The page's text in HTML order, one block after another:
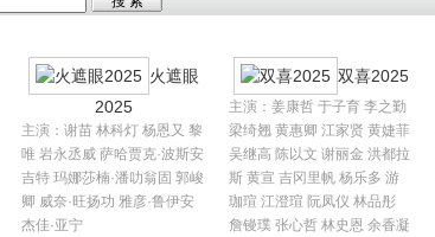
火遮眼
2025
主演：谢苗 林科灯 杨恩又 黎
唯 岩永丞威 萨哈贾克·波斯安
吉特 玛娜莎楠·潘叻翁固 郭峻
卿 威奈·旺扬功 雅彦·鲁伊安
杰佳·亚宁
双喜2025
主演：姜康哲 于子育 李之勤
梁绮翘 黄惠卿 江家贤 黄婕菲
吴继高 陈以文 谢丽金 洪都拉
斯 黄宣 吉冈里帆 杨乐多 游
珈瑄 江澄瑄 阮凤仪 林品彤
詹镘璞 张心哲 林史恩 余香凝